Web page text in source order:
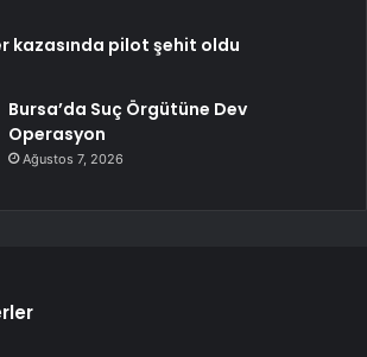
kazasında pilot şehit oldu
Bursa’da Suç Örgütüne Dev
Operasyon
Ağustos 7, 2026